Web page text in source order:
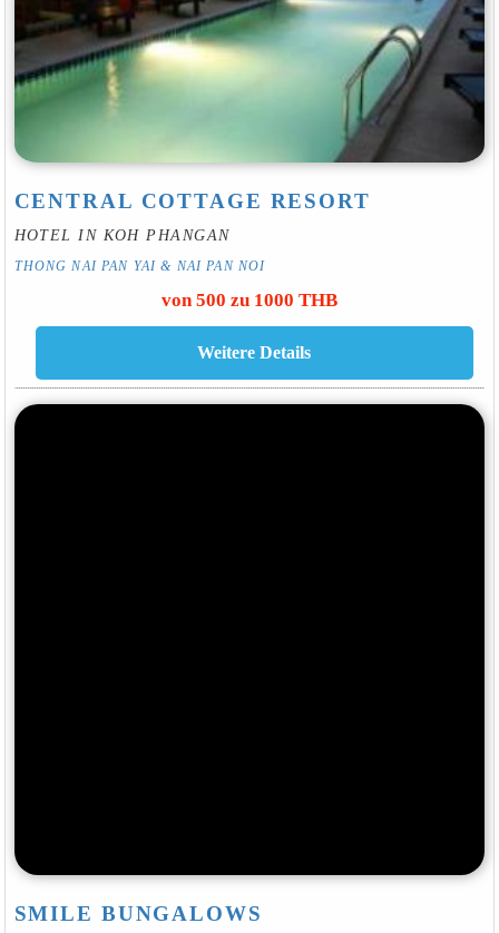
CENTRAL COTTAGE RESORT
HOTEL IN KOH PHANGAN
THONG NAI PAN YAI & NAI PAN NOI
von 500 zu 1000 THB
SMILE BUNGALOWS